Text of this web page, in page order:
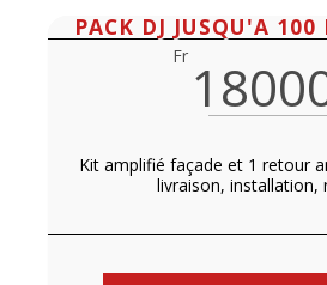
PACK DJ JUSQU'A 100
Fr
Kit amplifié façade et 1 retour
livraison, installation,